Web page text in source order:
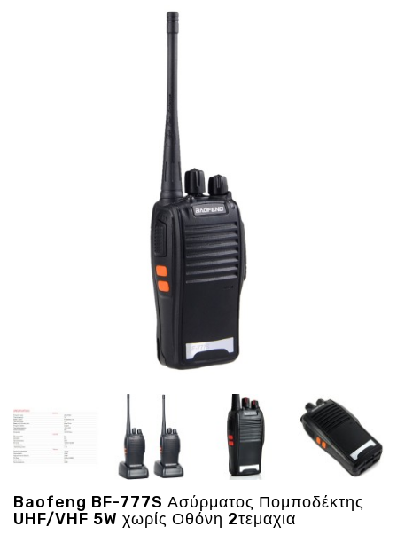
LED
Προσφορες
Baofeng BF-777S Ασύρματος Πομποδέκτης
UHF/VHF 5W χωρίς Οθόνη 2τεμαχια